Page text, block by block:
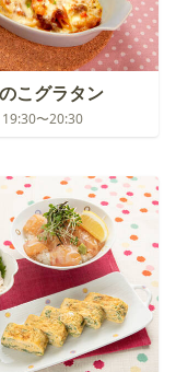
こグラタン
〜20:30